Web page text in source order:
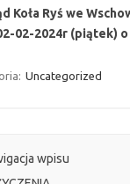
Koła Ryś we
02-2024r (piątek)
Uncategorized
wpisu